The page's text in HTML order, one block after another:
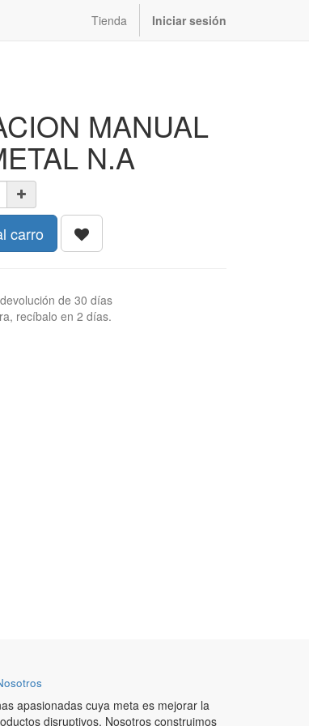
Tienda Iniciar sesión
MANUAL
N.A
carro
de 30 días
recíbalo en 2 días.
apasionadas cuya meta es mejorar la
disruptivos. Nosotros construimos